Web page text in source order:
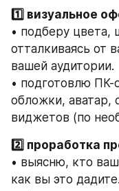
1️⃣ визуальное
• подберу цвета,
отталкиваясь от
вашей аудитории.
• подготовлю
обложки, аватар,
виджетов (по
2️⃣ проработка
• выясню, кто
как вы это дадите.